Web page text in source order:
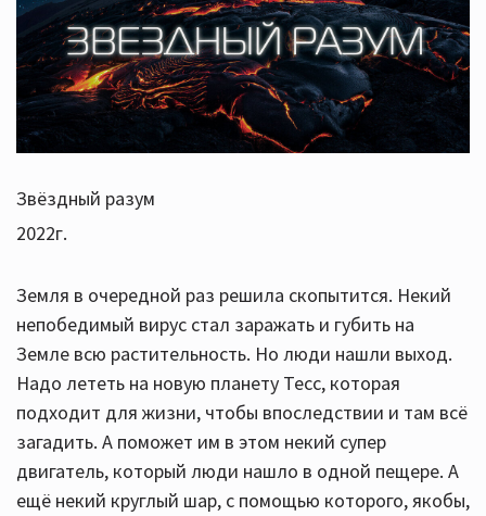
Звёздный разум
2022г.
Земля в очередной раз решила скопытится. Некий
непобедимый вирус стал заражать и губить на
Земле всю растительность. Но люди нашли выход.
Надо лететь на новую планету Тесс, которая
подходит для жизни, чтобы впоследствии и там всё
загадить. А поможет им в этом некий супер
двигатель, который люди нашло в одной пещере. А
ещё некий круглый шар, с помощью которого, якобы,